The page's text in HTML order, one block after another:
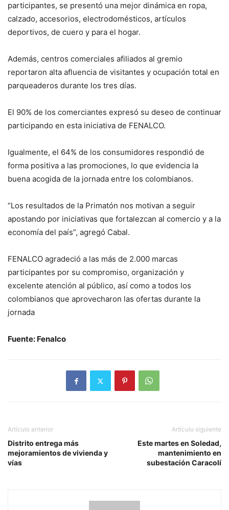
participantes, se presentó una mejor dinámica en ropa,
calzado, accesorios, electrodomésticos, artículos
deportivos, de cuero y para el hogar.
Además, centros comerciales afiliados al gremio
reportaron alta afluencia de visitantes y ocupación total en
parqueaderos durante los tres días.
El 90% de los comerciantes expresó su deseo de continuar
participando en esta iniciativa de FENALCO.
Igualmente, el 64% de los consumidores respondió de
forma positiva a las promociones, lo que evidencia la
buena acogida de la jornada entre los colombianos.
“Los resultados de la Primatón nos motivan a seguir
apostando por iniciativas que fortalezcan al comercio y a la
economía del país”, agregó Cabal.
FENALCO agradeció a las más de 2.000 marcas
participantes por su compromiso, organización y
excelente atención al público, así como a todos los
colombianos que aprovecharon las ofertas durante la
jornada
Fuente: Fenalco
Artículo anterior
Distrito entrega más
mejoramientos de vivienda y
vías
Artículo siguiente
Este martes en Soledad,
mantenimiento en
subestación Caracolí